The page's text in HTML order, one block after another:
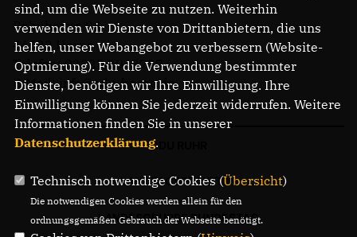
Bahnhofstr. 84
44623 Herne
Telefon: 02323 2043737
E-Mail: info@cdu-herne.de
CDU RUHR
LANDTAGSFRAKTION
LANDESGRUPPE BUNDESTAG
sind, um die Webseite zu nutzen. Weiterhin
verwenden wir Dienste von Drittanbietern, die uns
helfen, unser Webangebot zu verbessern (Website-
Optmierung). Für die Verwendung bestimmter
Dienste, benötigen wir Ihre Einwilligung. Ihre
Einwilligung können Sie jederzeit widerrufen. Weitere
Informationen finden Sie in unserer
Datenschutzerklärung.
Technisch notwendige Cookies (Übersicht)
Die notwendigen Cookies werden allein für den
ordnungsgemäßen Gebrauch der Webseite benötigt.